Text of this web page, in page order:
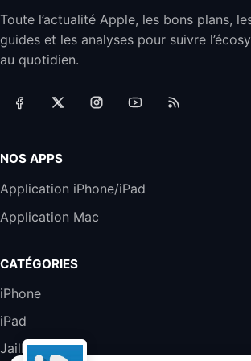
Jabra Biz 2300 - Casque Mono
auriculaire Quick Disconnect -
Filaire avec Microphone
Téléphones de Bureau
Harman Kardon SoundSticks 5
289,47€
Blanc
357,4€
Toute l’actualité Apple, les bons plans,
guides et les analyses pour suivre
au quotidien.
NOS APPS
Application iPhone/iPad
Application Mac
CATÉGORIES
iPhone
iPad
Jailbreak